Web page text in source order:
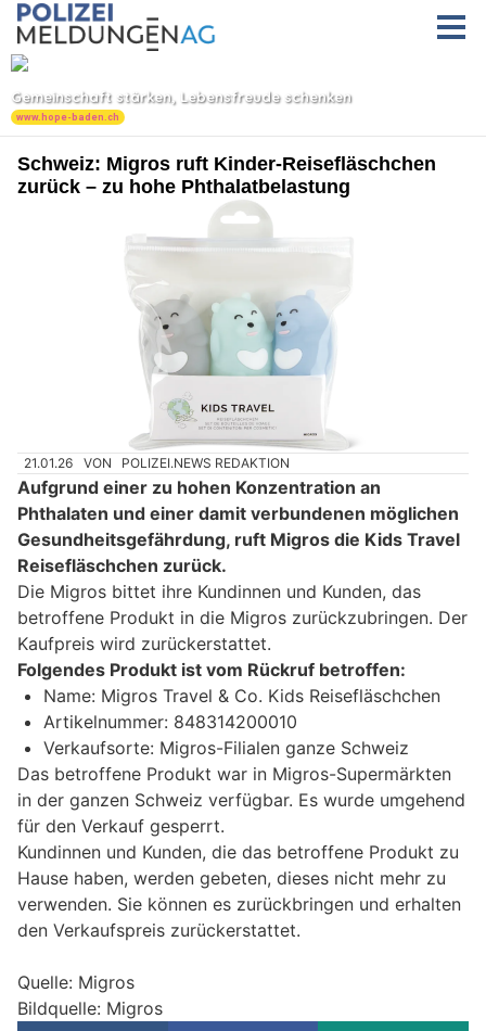
Schweiz: Migros ruft Kinder-Reisefläschchen
zurück – zu hohe Phthalatbelastung
21.01.26 VON POLIZEI.NEWS REDAKTION
Aufgrund einer zu hohen Konzentration an
Phthalaten und einer damit verbundenen möglichen
Gesundheitsgefährdung, ruft Migros die Kids Travel
Reisefläschchen zurück.
Die Migros bittet ihre Kundinnen und Kunden, das
betroffene Produkt in die Migros zurückzubringen. Der
Kaufpreis wird zurückerstattet.
Folgendes Produkt ist vom Rückruf betroffen:
Name: Migros Travel & Co. Kids Reisefläschchen
Artikelnummer: 848314200010
Verkaufsorte: Migros-Filialen ganze Schweiz
Das betroffene Produkt war in Migros-Supermärkten
in der ganzen Schweiz verfügbar. Es wurde umgehend
für den Verkauf gesperrt.
Kundinnen und Kunden, die das betroffene Produkt zu
Hause haben, werden gebeten, dieses nicht mehr zu
verwenden. Sie können es zurückbringen und erhalten
den Verkaufspreis zurückerstattet.
Quelle: Migros
Bildquelle: Migros